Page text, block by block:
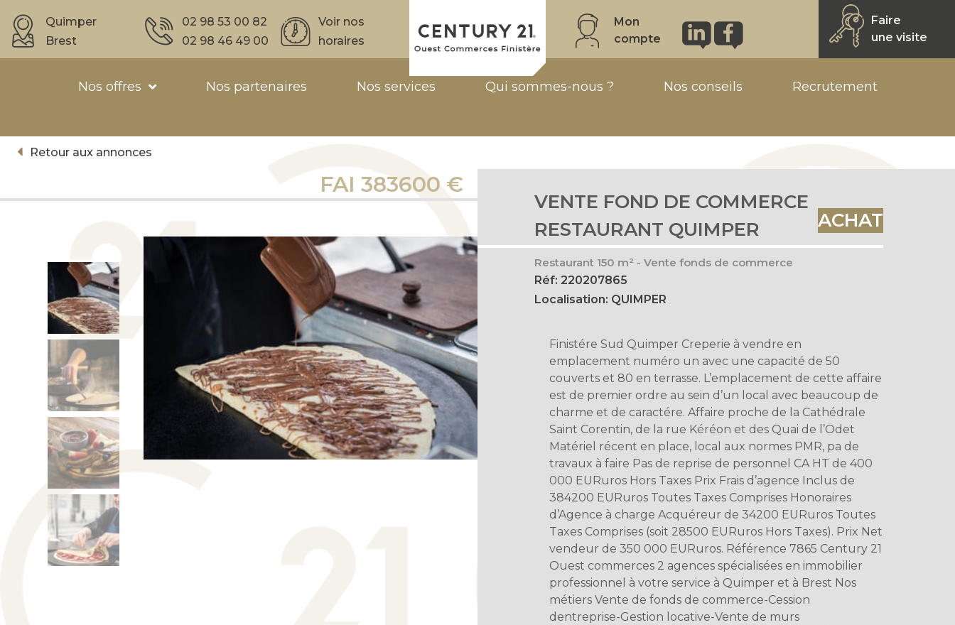
Quimper
Brest
02 98 53 00 82
02 98 46 49 00
Voir nos
horaires
Mon
compte
Faire
une visite
Nos offres Nos partenaires Nos services Qui sommes-nous ? Nos conseils Recrutement
Retour aux annonces
FAI 383600 €
VENTE FOND DE COMMERCE
RESTAURANT QUIMPER
ACHAT
Restaurant 150 m² - Vente fonds de commerce
Réf: 220207865
Localisation: QUIMPER
Finistére Sud Quimper Creperie à vendre en
emplacement numéro un avec une capacité de 50
couverts et 80 en terrasse. L’emplacement de cette affaire
est de premier ordre au sein d’un local avec beaucoup de
charme et de caractére. Affaire proche de la Cathédrale
Saint Corentin, de la rue Kéréon et des Quai de l’Odet
Matériel récent en place, local aux normes PMR, pa de
travaux à faire Pas de reprise de personnel CA HT de 400
000 EURuros Hors Taxes Prix Frais d’agence Inclus de
384200 EURuros Toutes Taxes Comprises Honoraires
d’Agence à charge Acquéreur de 34200 EURuros Toutes
Taxes Comprises (soit 28500 EURuros Hors Taxes). Prix Net
vendeur de 350 000 EURuros. Référence 7865 Century 21
Ouest commerces 2 agences spécialisées en immobilier
professionnel à votre service à Quimper et à Brest Nos
métiers Vente de fonds de commerce-Cession
dentreprise-Gestion locative-Vente de murs